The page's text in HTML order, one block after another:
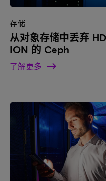
存储
从对象存储中丢弃
ION 的 Ceph
了解更多